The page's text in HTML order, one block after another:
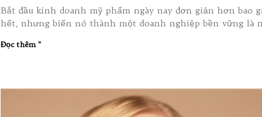
Bắt đầu kinh doanh mỹ phẩm ngày nay đơn giản hơn bao
hết, nhưng biến nó thành một doanh nghiệp bền vững là
Đọc thêm "